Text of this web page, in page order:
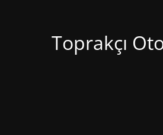
Toprakçı